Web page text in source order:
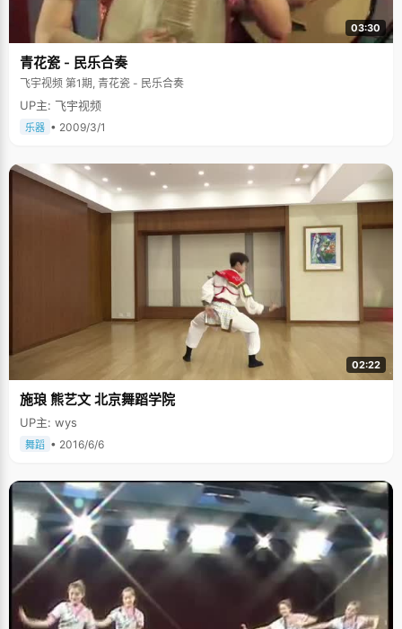
03:30
青花瓷 - 民乐合奏
飞宇视频 第1期, 青花瓷 - 民乐合奏
UP主: 飞宇视频
乐器 • 2009/3/1
02:22
施琅 熊艺文 北京舞蹈学院
UP主: wys
舞蹈 • 2016/6/6